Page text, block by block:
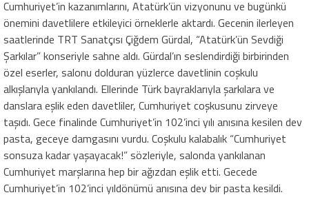
Cumhuriyet’in kazanımlarını, Atatürk’ün vizyonunu ve bugünkü
önemini davetlilere etkileyici örneklerle aktardı. Gecenin ilerleyen
saatlerinde TRT Sanatçısı Çiğdem Gürdal, “Atatürk’ün Sevdiği
Şarkılar” konseriyle sahne aldı. Gürdal’ın seslendirdiği birbirinden
özel eserler, salonu dolduran yüzlerce davetlinin coşkulu
alkışlarıyla yankılandı. Ellerinde Türk bayraklarıyla şarkılara ve
danslara eşlik eden davetliler, Cumhuriyet coşkusunu zirveye
taşıdı. Gece finalinde Cumhuriyet’in 102’inci yılı anısına kesilen dev
pasta, geceye damgasını vurdu. Coşkulu kalabalık “Cumhuriyet
sonsuza kadar yaşayacak!” sözleriyle, salonda yankılanan
Cumhuriyet marşlarına hep bir ağızdan eşlik etti. Gecede
Cumhuriyet’in 102’inci yıldönümü anısına dev bir pasta kesildi.